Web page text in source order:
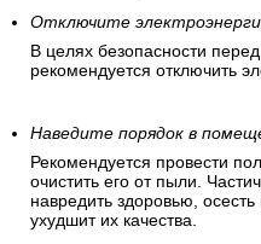
Отключите
В целях безопасности
рекомендуется отключить
Наведите порядок в
Рекомендуется провести
очистить его от пыли.
навредить здоровью, осесть
ухудшит их качества.